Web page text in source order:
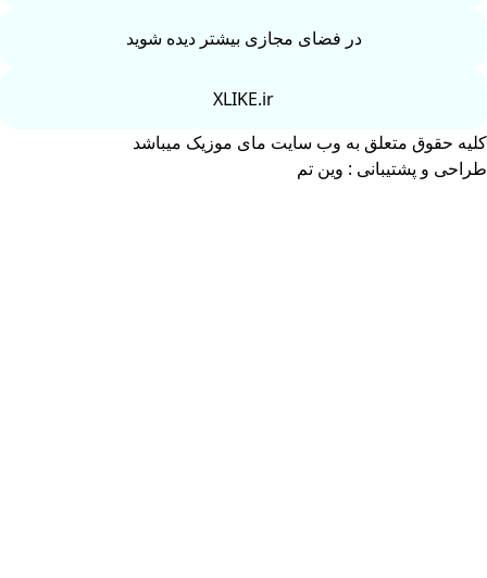
در فضای مجازی بیشتر دیده شوید
XLIKE.ir
کلیه حقوق متعلق به وب سایت مای موزیک میباشد
طراحی و پشتیبانی : وین تم